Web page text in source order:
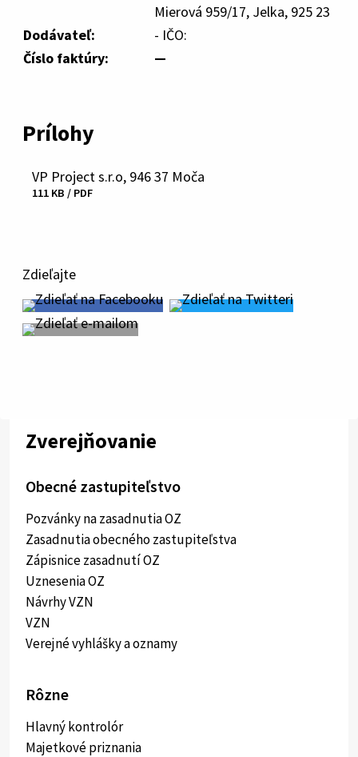
Mierová 959/17, Jelka, 925 23
Dodávateľ:
- IČO:
Číslo faktúry:
—
Prílohy
Stiahnuť
VP Project s.r.o, 946 37 Moča
111 KB / PDF
Zdieľajte
Zverejňovanie
Obecné zastupiteľstvo
Pozvánky na zasadnutia OZ
Zasadnutia obecného zastupiteľstva
Zápisnice zasadnutí OZ
Uznesenia OZ
Návrhy VZN
VZN
Verejné vyhlášky a oznamy
Rôzne
Hlavný kontrolór
Majetkové priznania